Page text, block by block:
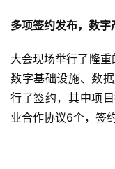
多项签约发布，数字
大会现场举行了隆重
数字基础设施、数
行了签约，其中项
业合作协议6个，签